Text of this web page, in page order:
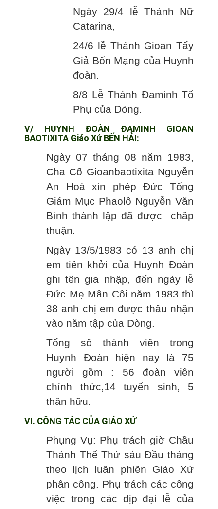
Ngày 29/4 lễ Thánh Nữ
Catarina,
24/6 lễ Thánh Gioan Tẩy
Giả Bổn Mạng của Huynh
đoàn.
8/8 Lễ Thánh Đaminh Tổ
Phụ của Dòng.
V/ HUYNH ĐOÀN ĐAMINH GIOAN
BAOTIXITA Giáo Xứ BẾN HẢI:
Ngày 07 tháng 08 năm 1983,
Cha Cố Gioanbaotixita Nguyễn
An Hoà xin phép Đức Tổng
Giám Mục Phaolô Nguyễn Văn
Bình thành lập đã được chấp
thuận.
Ngày 13/5/1983 có 13 anh chị
em tiên khởi của Huynh Đoàn
ghi tên gia nhập, đến ngày lễ
Đức Mẹ Mân Côi năm 1983 thì
38 anh chị em được thâu nhận
vào năm tập của Dòng.
Tổng số thành viên trong
Huynh Đoàn hiện nay là 75
người gồm : 56 đoàn viên
chính thức,14 tuyển sinh, 5
thân hữu.
VI. CÔNG TÁC CỦA GIÁO XỨ
Phụng Vụ: Phụ trách giờ Chầu
Thánh Thể Thứ sáu Đầu tháng
theo lịch luân phiên Giáo Xứ
phân công. Phụ trách các công
việc trong các dịp đại lễ của